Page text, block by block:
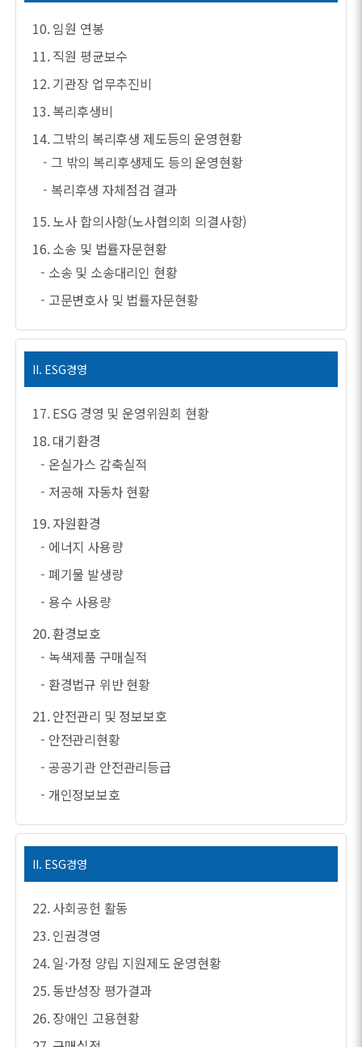
10. 임원 연봉
11. 직원 평균보수
12. 기관장 업무추진비
13. 복리후생비
14. 그밖의 복리후생 제도등의 운영현황
- 그 밖의 복리후생제도 등의 운영현황
- 복리후생 자체점검 결과
15. 노사 합의사항(노사협의회 의결사항)
16. 소송 및 법률자문현황
- 소송 및 소송대리인 현황
- 고문변호사 및 법률자문현황
II. ESG경영
17. ESG 경영 및 운영위원회 현황
18. 대기환경
- 온실가스 감축실적
- 저공해 자동차 현황
19. 자원환경
- 에너지 사용량
- 폐기물 발생량
- 용수 사용량
20. 환경보호
- 녹색제품 구매실적
- 환경법규 위반 현황
21. 안전관리 및 정보보호
- 안전관리현황
- 공공기관 안전관리등급
- 개인정보보호
II. ESG경영
22. 사회공헌 활동
23. 인권경영
24. 일·가정 양립 지원제도 운영현황
25. 동반성장 평가결과
26. 장애인 고용현황